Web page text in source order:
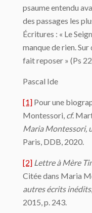
psaume entendu
des passages les
Écritures : « Le
manque de rien.
fait reposer » (Ps
Pascal Ide
[1] Pour une
Montessori, cf.
Maria Montessori,
Paris, DDB, 2020.
[2] Lettre à Mère
Citée dans Maria
autres écrits inédits
2015, p. 243.